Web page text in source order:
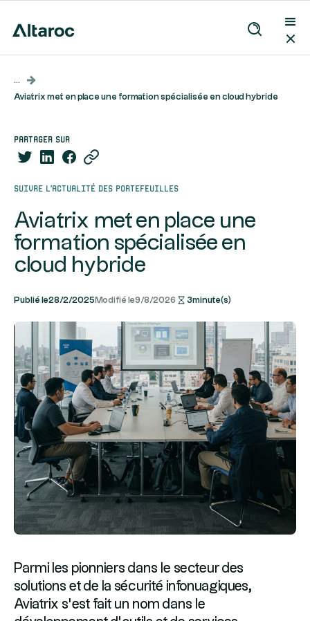
...
Aviatrix met en place une formation spécialisée en cloud hybride
partager sur
Suivre l’actualité des portefeuilles
Aviatrix met en place une
formation spécialisée en
cloud hybride
Publié le28/2/2025 Modifié le9/8/2026 3minute(s)
Parmi les pionniers dans le secteur des
solutions et de la sécurité infonuagiques,
Aviatrix s’est fait un nom dans le